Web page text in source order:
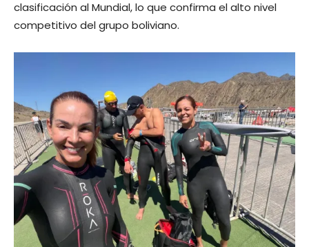
clasificación al Mundial, lo que confirma el alto nivel
competitivo del grupo boliviano.